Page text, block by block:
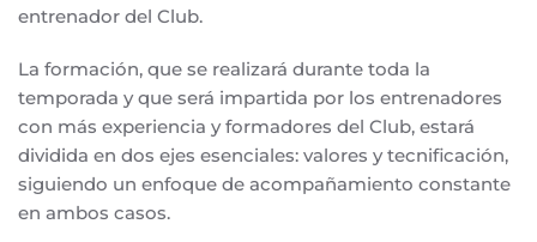
entrenador del Club.
La formación, que se realizará durante toda la
temporada y que será impartida por los entrenadores
con más experiencia y formadores del Club, estará
dividida en dos ejes esenciales: valores y tecnificación,
siguiendo un enfoque de acompañamiento constante
en ambos casos.